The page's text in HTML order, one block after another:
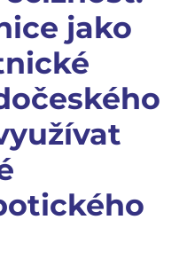
jako